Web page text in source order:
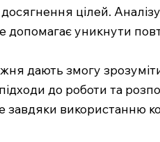
досягнення цілей.
допомагає уникнути
дають змогу
до роботи та
використанню